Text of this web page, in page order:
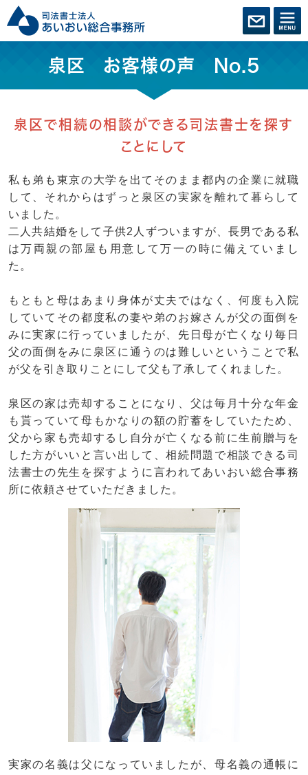
泉区 お客様の声 No.5
泉区で相続の相談ができる司法書士を探す
ことにして
私も弟も東京の大学を出てそのまま都内の企業に就職
して、それからはずっと泉区の実家を離れて暮らして
いました。
二人共結婚をして子供2人ずついますが、長男である私
は万両親の部屋も用意して万一の時に備えていまし
た。
もともと母はあまり身体が丈夫ではなく、何度も入院
していてその都度私の妻や弟のお嫁さんが父の面倒を
みに実家に行っていましたが、先日母が亡くなり毎日
父の面倒をみに泉区に通うのは難しいということで私
が父を引き取りことにして父も了承してくれました。
泉区の家は売却することになり、父は毎月十分な年金
も貰っていて母もかなりの額の貯蓄をしていたため、
父から家も売却するし自分が亡くなる前に生前贈与を
した方がいいと言い出して、相続問題で相談できる司
法書士の先生を探すように言われてあいおい総合事務
所に依頼させていただきました。
実家の名義は父になっていましたが、母名義の通帳に